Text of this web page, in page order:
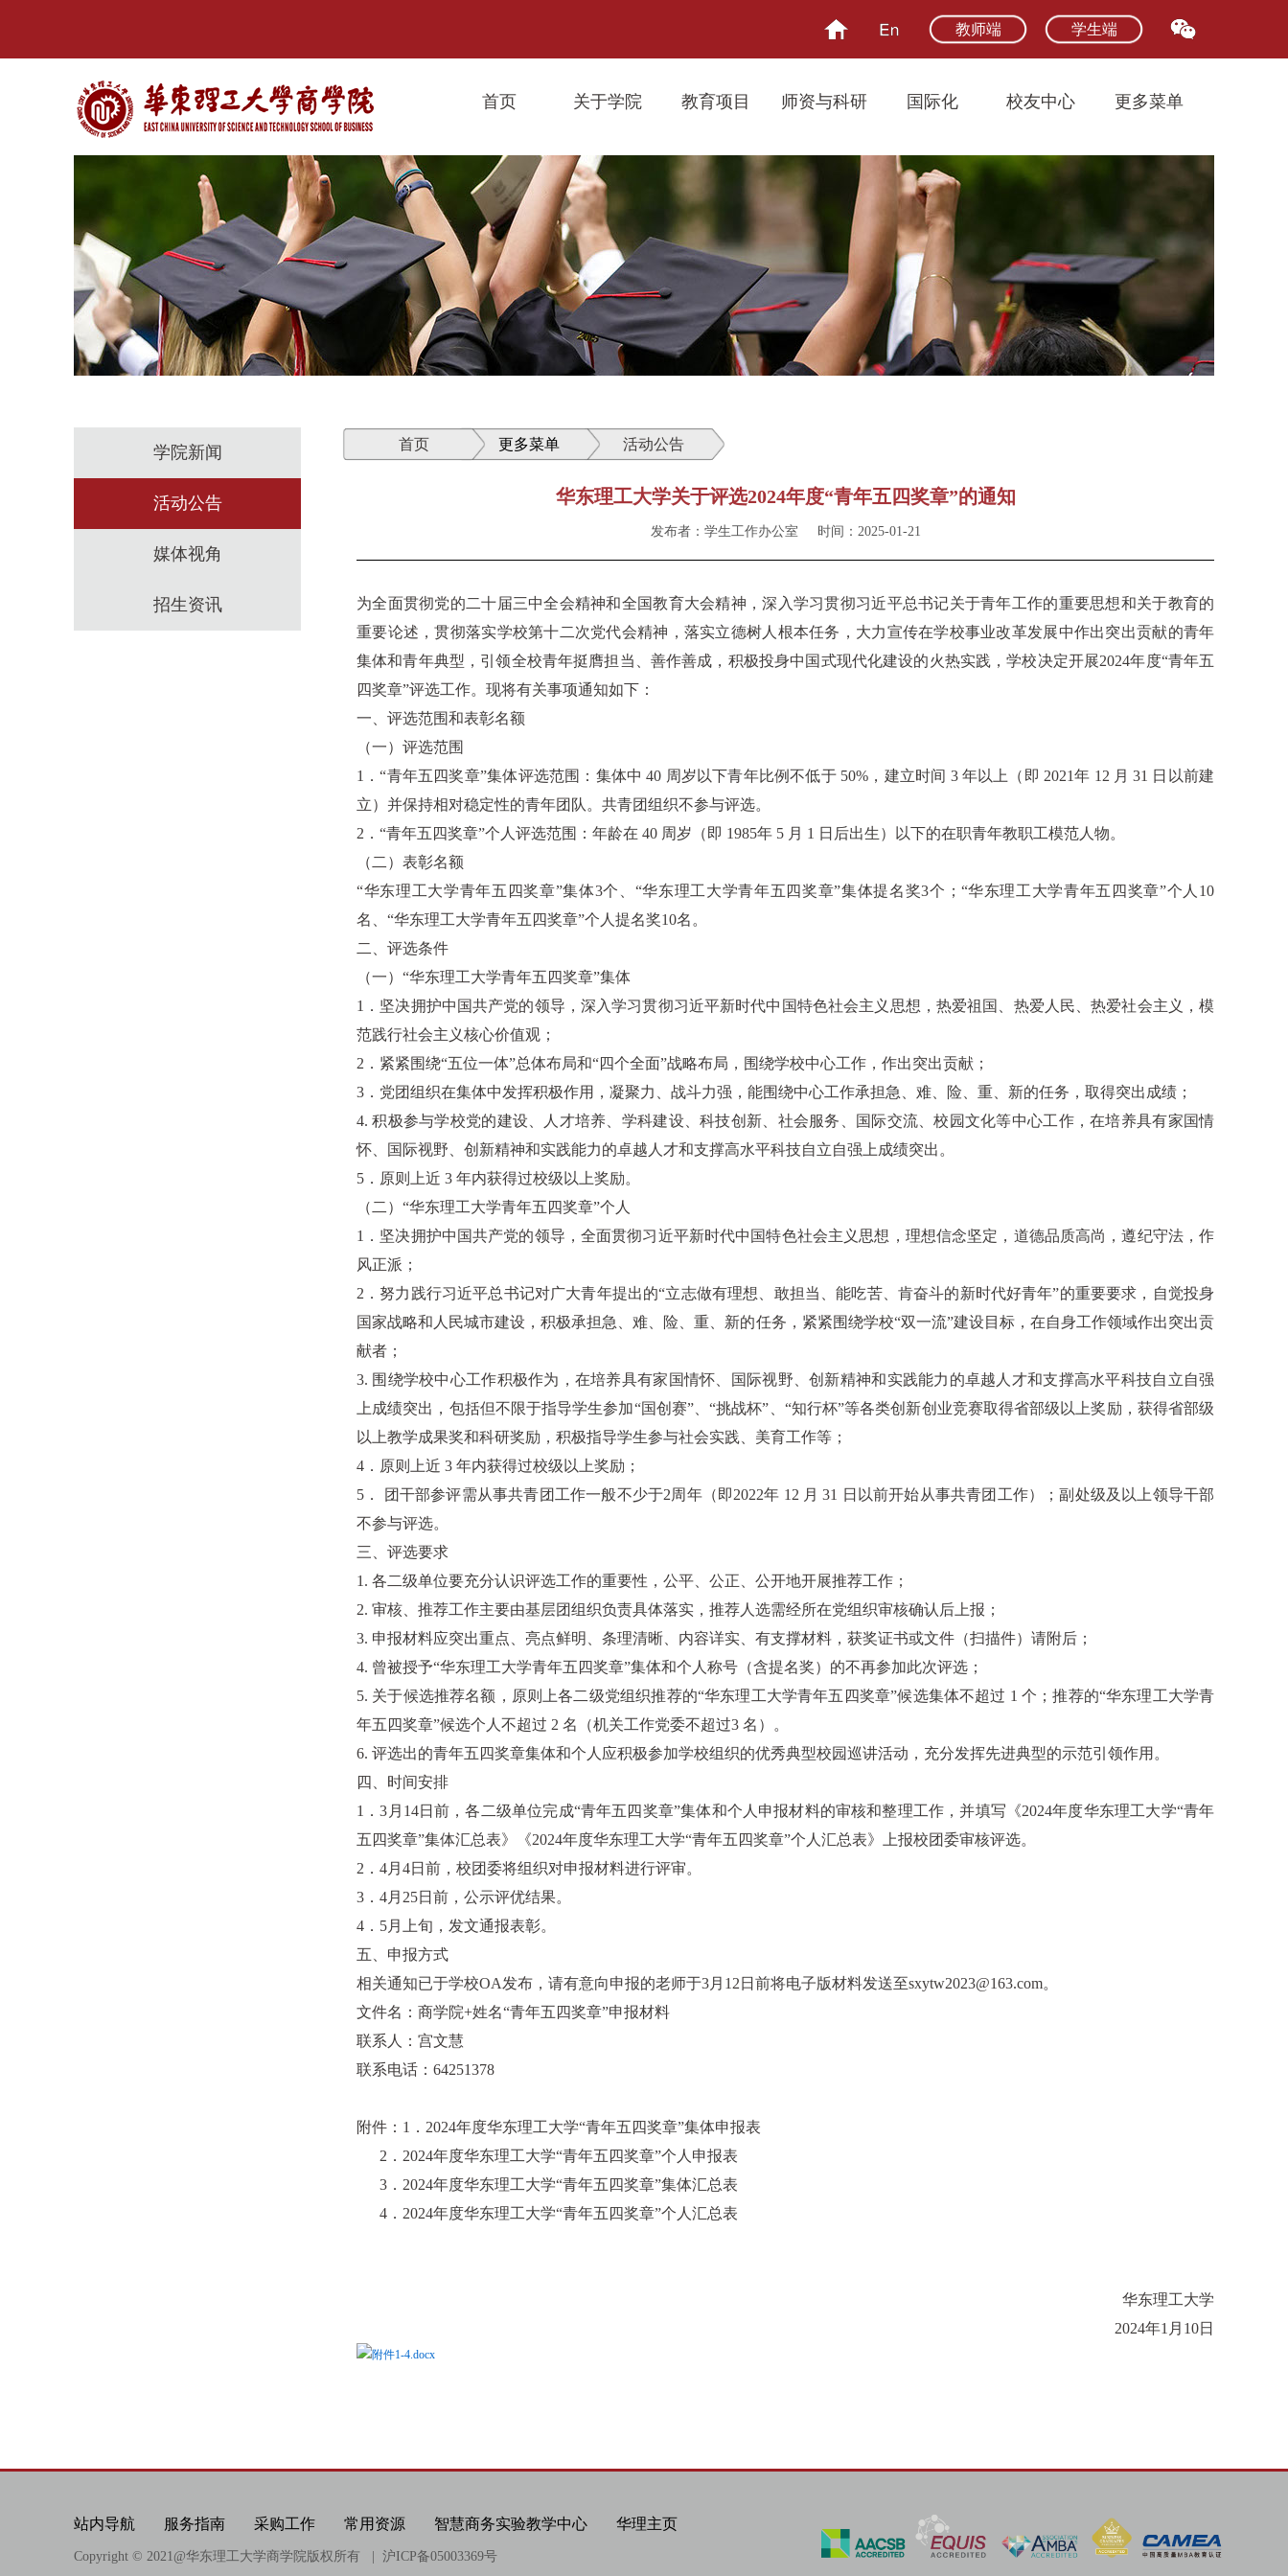
教师端 学生端
首页 关于学院 教育项目 师资与科研 国际化 校友中心 更多菜单
学院新闻
活动公告
媒体视角
招生资讯
首页 更多菜单 活动公告
华东理工大学关于评选2024年度“青年五四奖章”的通知
发布者：学生工作办公室 时间：2025-01-21
为全面贯彻党的二十届三中全会精神和全国教育大会精神，深入学习贯彻习近平总书记关于青年工作的重要思想和关于教育的
重要论述，贯彻落实学校第十二次党代会精神，落实立德树人根本任务，大力宣传在学校事业改革发展中作出突出贡献的青年
集体和青年典型，引领全校青年挺膺担当、善作善成，积极投身中国式现代化建设的火热实践，学校决定开展2024年度“青年五
四奖章”评选工作。现将有关事项通知如下：
一、评选范围和表彰名额
（一）评选范围
1．“青年五四奖章”集体评选范围：集体中 40 周岁以下青年比例不低于 50%，建立时间 3 年以上（即 2021年 12 月 31 日以前建
立）并保持相对稳定性的青年团队。共青团组织不参与评选。
2．“青年五四奖章”个人评选范围：年龄在 40 周岁（即 1985年 5 月 1 日后出生）以下的在职青年教职工模范人物。
（二）表彰名额
“华东理工大学青年五四奖章”集体3个、“华东理工大学青年五四奖章”集体提名奖3个；“华东理工大学青年五四奖章”个人10
名、“华东理工大学青年五四奖章”个人提名奖10名。
二、评选条件
（一）“华东理工大学青年五四奖章”集体
1．坚决拥护中国共产党的领导，深入学习贯彻习近平新时代中国特色社会主义思想，热爱祖国、热爱人民、热爱社会主义，模
范践行社会主义核心价值观；
2．紧紧围绕“五位一体”总体布局和“四个全面”战略布局，围绕学校中心工作，作出突出贡献；
3．党团组织在集体中发挥积极作用，凝聚力、战斗力强，能围绕中心工作承担急、难、险、重、新的任务，取得突出成绩；
4. 积极参与学校党的建设、人才培养、学科建设、科技创新、社会服务、国际交流、校园文化等中心工作，在培养具有家国情
怀、国际视野、创新精神和实践能力的卓越人才和支撑高水平科技自立自强上成绩突出。
5．原则上近 3 年内获得过校级以上奖励。
（二）“华东理工大学青年五四奖章”个人
1．坚决拥护中国共产党的领导，全面贯彻习近平新时代中国特色社会主义思想，理想信念坚定，道德品质高尚，遵纪守法，作
风正派；
2．努力践行习近平总书记对广大青年提出的“立志做有理想、敢担当、能吃苦、肯奋斗的新时代好青年”的重要要求，自觉投身
国家战略和人民城市建设，积极承担急、难、险、重、新的任务，紧紧围绕学校“双一流”建设目标，在自身工作领域作出突出贡
献者；
3. 围绕学校中心工作积极作为，在培养具有家国情怀、国际视野、创新精神和实践能力的卓越人才和支撑高水平科技自立自强
上成绩突出，包括但不限于指导学生参加“国创赛”、“挑战杯”、“知行杯”等各类创新创业竞赛取得省部级以上奖励，获得省部级
以上教学成果奖和科研奖励，积极指导学生参与社会实践、美育工作等；
4．原则上近 3 年内获得过校级以上奖励；
5． 团干部参评需从事共青团工作一般不少于2周年（即2022年 12 月 31 日以前开始从事共青团工作）；副处级及以上领导干部
不参与评选。
三、评选要求
1. 各二级单位要充分认识评选工作的重要性，公平、公正、公开地开展推荐工作；
2. 审核、推荐工作主要由基层团组织负责具体落实，推荐人选需经所在党组织审核确认后上报；
3. 申报材料应突出重点、亮点鲜明、条理清晰、内容详实、有支撑材料，获奖证书或文件（扫描件）请附后；
4. 曾被授予“华东理工大学青年五四奖章”集体和个人称号（含提名奖）的不再参加此次评选；
5. 关于候选推荐名额，原则上各二级党组织推荐的“华东理工大学青年五四奖章”候选集体不超过 1 个；推荐的“华东理工大学青
年五四奖章”候选个人不超过 2 名（机关工作党委不超过3 名）。
6. 评选出的青年五四奖章集体和个人应积极参加学校组织的优秀典型校园巡讲活动，充分发挥先进典型的示范引领作用。
四、时间安排
1．3月14日前，各二级单位完成“青年五四奖章”集体和个人申报材料的审核和整理工作，并填写《2024年度华东理工大学“青年
五四奖章”集体汇总表》《2024年度华东理工大学“青年五四奖章”个人汇总表》上报校团委审核评选。
2．4月4日前，校团委将组织对申报材料进行评审。
3．4月25日前，公示评优结果。
4．5月上旬，发文通报表彰。
五、申报方式
相关通知已于学校OA发布，请有意向申报的老师于3月12日前将电子版材料发送至sxytw2023@163.com。
文件名：商学院+姓名“青年五四奖章”申报材料
联系人：宫文慧
联系电话：64251378
附件：1．2024年度华东理工大学“青年五四奖章”集体申报表
2．2024年度华东理工大学“青年五四奖章”个人申报表
3．2024年度华东理工大学“青年五四奖章”集体汇总表
4．2024年度华东理工大学“青年五四奖章”个人汇总表
华东理工大学
2024年1月10日
附件1-4.docx
站内导航 服务指南 采购工作 常用资源 智慧商务实验教学中心 华理主页
Copyright © 2021@华东理工大学商学院版权所有 | 沪ICP备05003369号